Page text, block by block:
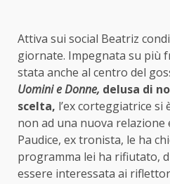
Attiva sui social Beatriz
giornate. Impegnata su più
stata anche al centro del
Uomini e Donne, delusa di
scelta, l’ex corteggiatrice
non ad una nuova relazione
Paudice, ex tronista, le ha
programma lei ha rifiutato,
essere interessata ai